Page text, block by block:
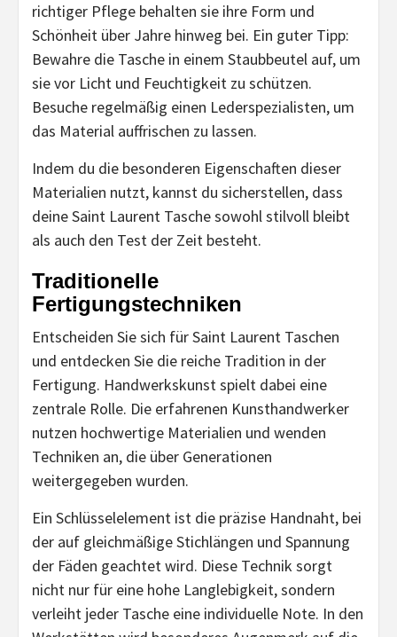
richtiger Pflege behalten sie ihre Form und
Schönheit über Jahre hinweg bei. Ein guter Tipp:
Bewahre die Tasche in einem Staubbeutel auf, um
sie vor Licht und Feuchtigkeit zu schützen.
Besuche regelmäßig einen Lederspezialisten, um
das Material auffrischen zu lassen.
Indem du die besonderen Eigenschaften dieser
Materialien nutzt, kannst du sicherstellen, dass
deine Saint Laurent Tasche sowohl stilvoll bleibt
als auch den Test der Zeit besteht.
Traditionelle
Fertigungstechniken
Entscheiden Sie sich für Saint Laurent Taschen
und entdecken Sie die reiche Tradition in der
Fertigung. Handwerkskunst spielt dabei eine
zentrale Rolle. Die erfahrenen Kunsthandwerker
nutzen hochwertige Materialien und wenden
Techniken an, die über Generationen
weitergegeben wurden.
Ein Schlüsselelement ist die präzise Handnaht, bei
der auf gleichmäßige Stichlängen und Spannung
der Fäden geachtet wird. Diese Technik sorgt
nicht nur für eine hohe Langlebigkeit, sondern
verleiht jeder Tasche eine individuelle Note. In den